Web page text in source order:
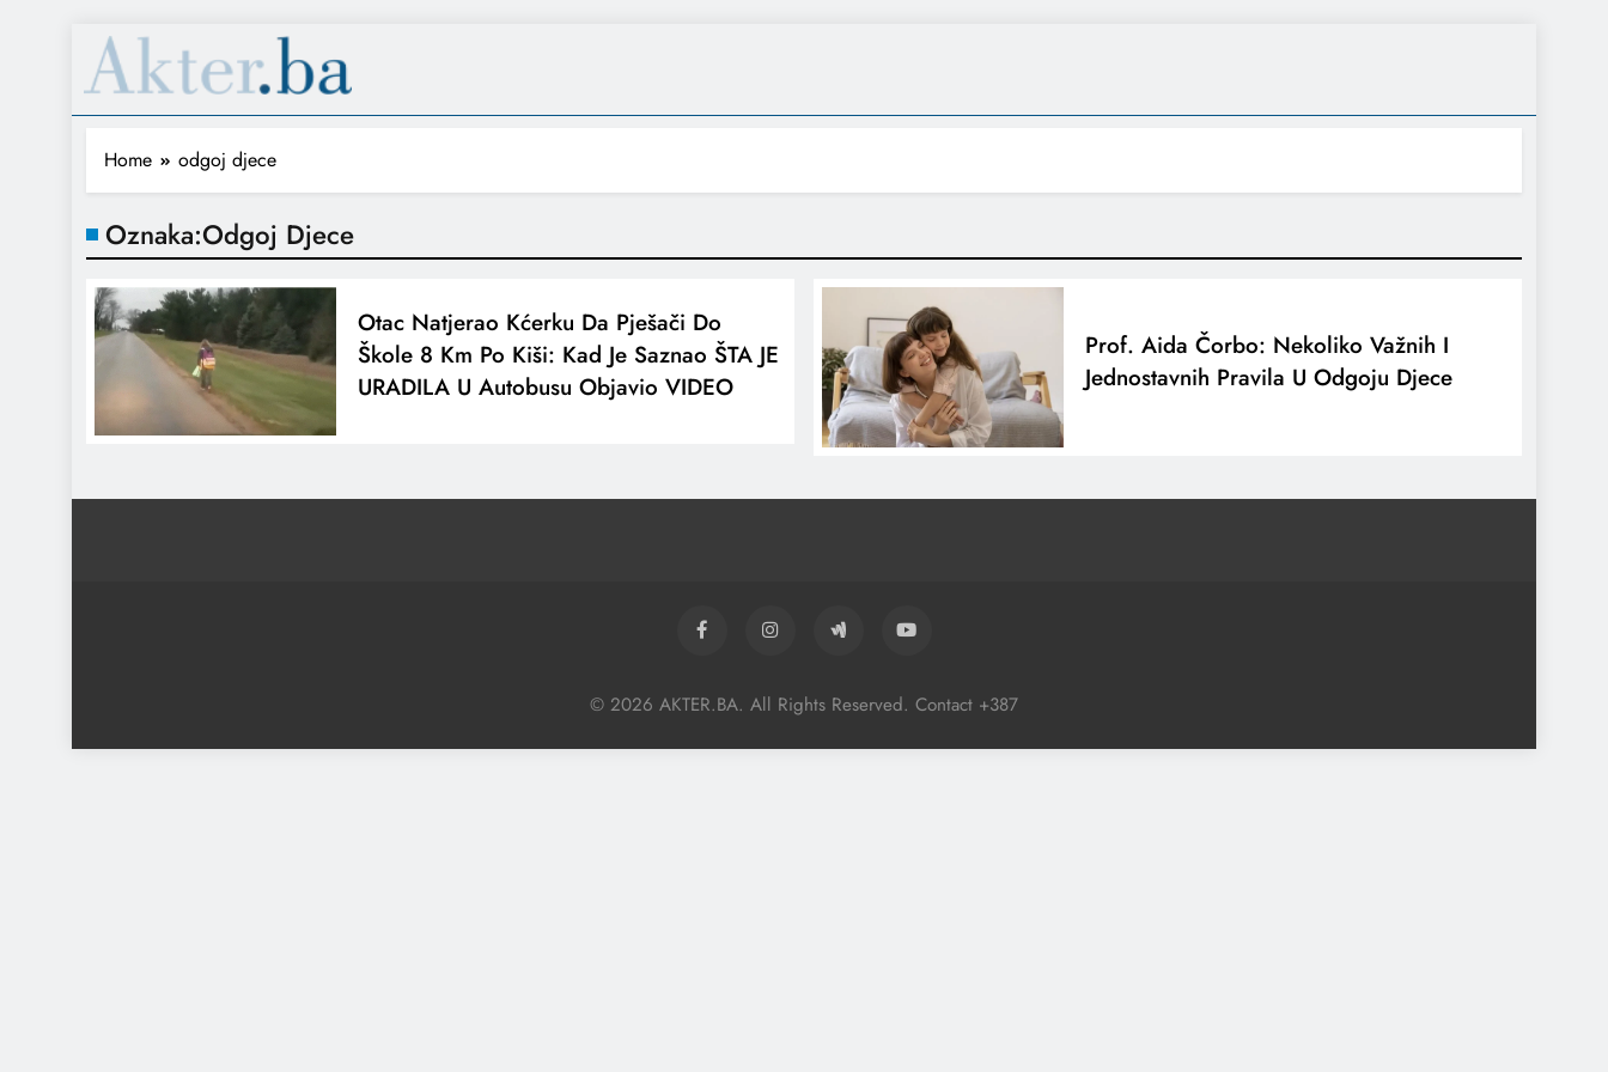
Home odgoj djece
Oznaka:Odgoj Djece
Otac Natjerao Kćerku Da Pješači Do
Škole 8 Km Po Kiši: Kad Je Saznao ŠTA JE
URADILA U Autobusu Objavio VIDEO
Prof. Aida Čorbo: Nekoliko Važnih I
Jednostavnih Pravila U Odgoju Djece
© 2026 AKTER.BA. All Rights Reserved. Contact +387